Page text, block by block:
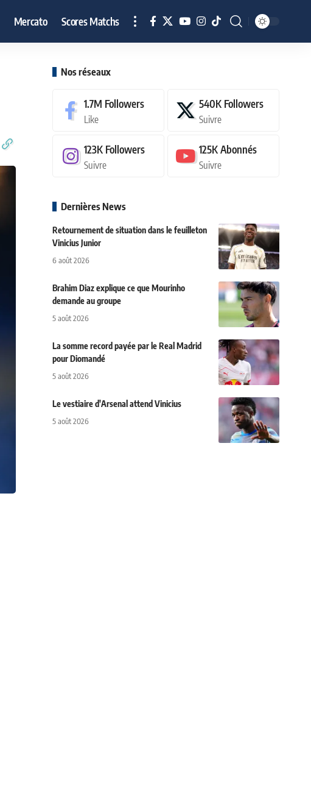
Mercato Scores Matchs
Nos réseaux
1.7M Followers
Like
540K Followers
Suivre
123K Followers
Suivre
125KAbonnés
Suivre
Dernières News
Retournement de situation dans le feuilleton
Vinicius Junior
6 août 2026
Brahim Diaz explique ce que Mourinho
demande au groupe
5 août 2026
La somme record payée par le Real Madrid
pour Diomandé
5 août 2026
Le vestiaire d'Arsenal attend Vinicius
5 août 2026